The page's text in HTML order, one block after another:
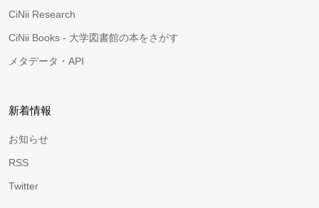
CiNii Research
CiNii Books - 大学図書館の本をさがす
メタデータ・API
新着情報
お知らせ
RSS
Twitter